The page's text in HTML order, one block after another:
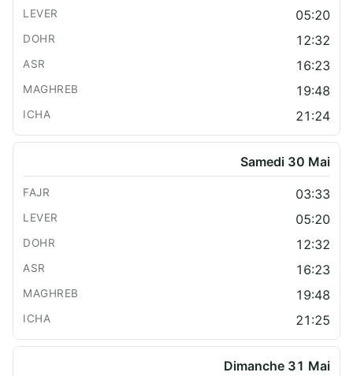
05:20
12:32
16:23
19:48
21:24
Samedi 30 Mai
03:33
05:20
12:32
16:23
19:48
21:25
Dimanche 31 Mai